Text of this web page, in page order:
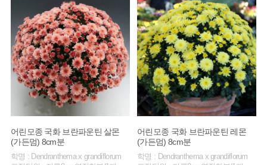
어린모종 국화 브란파운틴 살몬
(가든멈) 8cm분
학명 : Dendranthema x grandiflorum
어린모종 국화 브란파운틴 레몬
(가든멈) 8cm분
학명 : Dendranthema x grandiflorum